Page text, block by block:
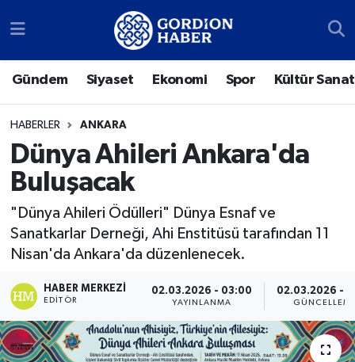
Gündem Siyaset Ekonomi Spor Kültür Sanat
HABERLER ANKARA
Dünya Ahileri Ankara'da
Buluşacak
"Dünya Ahileri Ödülleri" Dünya Esnaf ve
Sanatkarlar Derneği, Ahi Enstitüsü tarafından 11
Nisan'da Ankara'da düzenlenecek.
HABER MERKEZI
EDITÖR
02.03.2026 - 03:00
YAYINLANMA
02.03.2026 -
Sosyal Medya Hesaplarımız
Ekonomi
Spor
Kültür Sanat
Türk Dünyası
Polatlı
Ankara Nöbetçi Eczaneler
Ankara Trafik Yoğunluk Haritası
Süper Lig Puan Durumu ve Fikstür
Tüm Manşetler
Son Dakika Haberleri
Haber Arşivi